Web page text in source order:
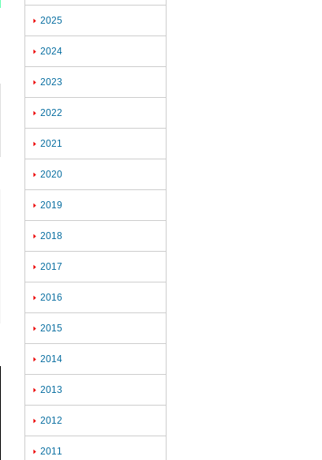
 2025
 2024
 2023
 2022
 2021
 2020
 2019
 2018
 2017
 2016
 2015
 2014
 2013
 2012
 2011